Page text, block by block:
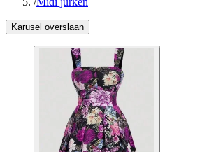
Karusel overslaan